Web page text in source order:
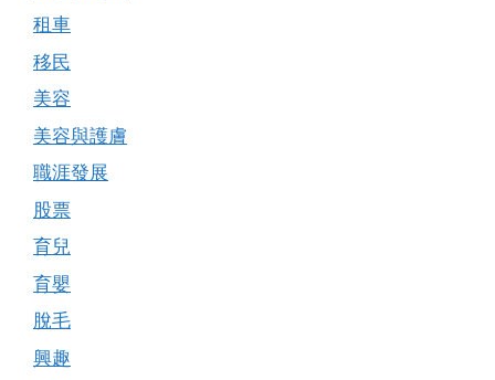
租車
移民
美容
美容與護膚
職涯發展
股票
育兒
育嬰
脫毛
興趣